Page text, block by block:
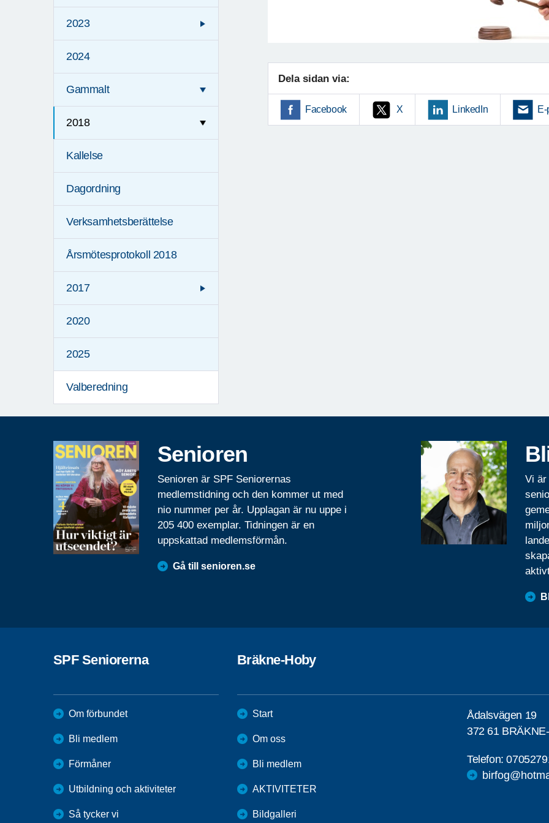
2023
2024
Gammalt
2018
Kallelse
Dagordning
Verksamhetsberättelse
Årsmötesprotokoll 2018
2017
2020
2025
Valberedning
Dela sidan via:
Facebook X LinkedIn
Senioren
Senioren är SPF Seniorernas
medlemstidning och den kommer ut med
nio nummer per år. Upplagan är nu uppe i
205 400 exemplar. Tidningen är en
uppskattad medlemsförmån.
Gå till senioren.se
Vi är
SPF Seniorerna
Om förbundet
Bli medlem
Förmåner
Utbildning och aktiviteter
Så tycker vi
Bräkne-Hoby
Start
Om oss
Bli medlem
AKTIVITETER
Bildgalleri
Ådalsvägen 19
372 61
Telefon: